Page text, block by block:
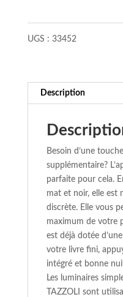
UGS : 33452
Description
Besoin d’une
supplémentaire?
parfaite pour cela.
mat et noir, elle est
discrète. Elle vous
maximum de votre
est déjà dotée
votre livre fini,
intégré et bonne
Les luminaires
TAZZOLI sont